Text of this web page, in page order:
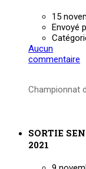
15
Envoyé
Aucun
commentaire
Championnat
SORTIE
2021